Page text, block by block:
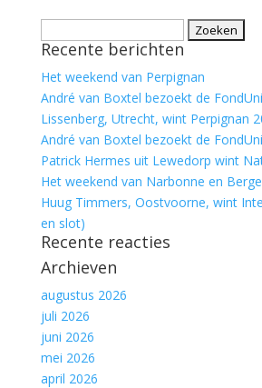
naar:
Recente berichten
Het weekend van Perpignan
André van Boxtel bezoekt de
Lissenberg, Utrecht, wint Perpignan
André van Boxtel bezoekt de
Patrick Hermes uit Lewedorp wint
Het weekend van Narbonne en
Huug Timmers, Oostvoorne, wint
en slot)
Recente reacties
Archieven
augustus 2026
juli 2026
juni 2026
mei 2026
april 2026